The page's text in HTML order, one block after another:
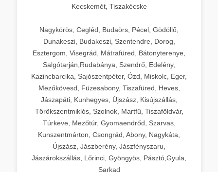
Kecskemét, Tiszakécske
Nagykörös, Cegléd, Budaörs, Pécel, Gödöllő,
Dunakeszi, Budakeszi, Szentendre, Dorog,
Esztergom, Visegrád, Mátrafüred, Bátonyterenye,
Salgótarján,Rudabánya, Szendrő, Edelény,
Kazincbarcika, Sajószentpéter, Ózd, Miskolc, Eger,
Mezőkövesd, Füzesabony, Tiszafüred, Heves,
Jászapáti, Kunhegyes, Újszász, Kisújszállás,
Törökszentmiklós, Szolnok, Martfű, Tiszaföldvár,
Túrkeve, Mezőtúr, Gyomaendrőd, Szarvas,
Kunszentmárton, Csongrád, Abony, Nagykáta,
Újszász, Jászberény, Jászfényszaru,
Jászárokszállás, Lőrinci, Gyöngyös, Pásztó,Gyula,
Sarkad